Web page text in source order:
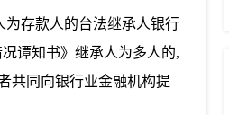
为存款人的台法继承人银行
谭知书》继承人为多人的,
共同向银行业金融机构提